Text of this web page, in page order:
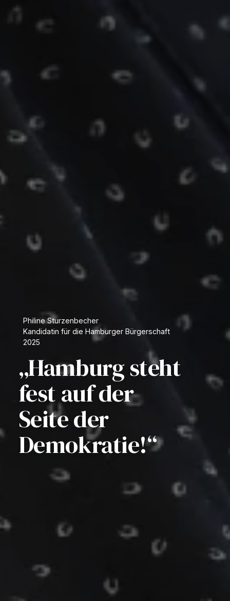
Philine Sturzenbecher
Kandidatin für die Hamburger Bürgerschaft
2025
„Hamburg steht
fest auf der
Seite der
Demokratie!“